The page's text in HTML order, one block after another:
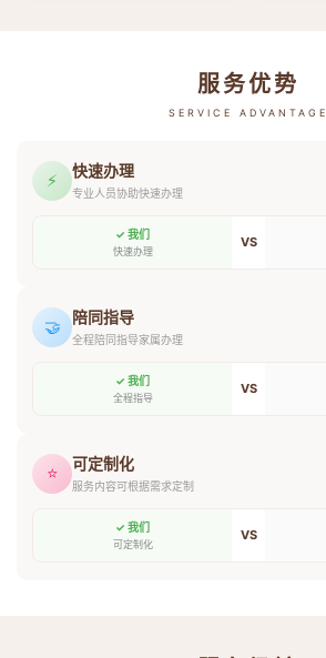
服务优势
SERVICE ADVANTAGE
⚡ 快速办理
专业人员协助快速办理
✓ 我们
快速办理
VS
🤝 陪同指导
全程陪同指导家属办理
✓ 我们
全程指导
VS
⭐ 可定制化
服务内容可根据需求定制
✓ 我们
可定制化
VS